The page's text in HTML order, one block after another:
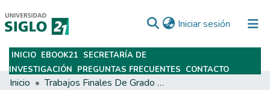
Iniciar sesión (current)
Subir
INICIO EBOOK21 SECRETARÍA DE
INVESTIGACIÓN PREGUNTAS FRECUENTES CONTACTO
Inicio
Trabajos Finales De Grado Y Posgrado